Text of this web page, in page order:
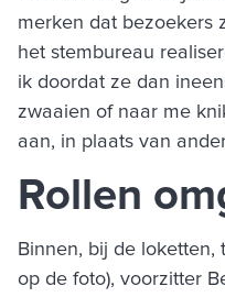
merken dat bezoekers
het stembureau
ik doordat ze dan
zwaaien of naar me
aan, in plaats van
Rollen
Binnen, bij de loketten,
op de foto), voorzitter